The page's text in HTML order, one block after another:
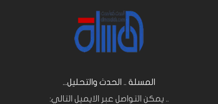
المسلة .. الحدث والتحليل...
.. يمكن التواصل عبر الايميل التالي: